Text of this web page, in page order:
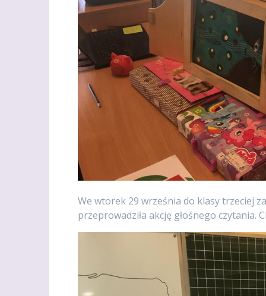
We wtorek 29 września do klasy trzeciej
przeprowadziła akcję głośnego czytania.